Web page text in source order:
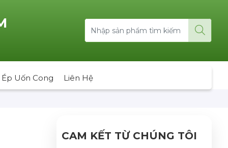
Ép Uốn Cong Liên Hệ
CAM KẾT TỪ CHÚNG TÔI